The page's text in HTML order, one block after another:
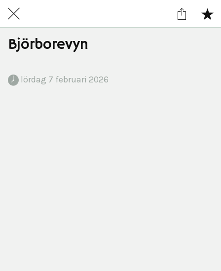
Björborevyn
lördag 7 februari 2026